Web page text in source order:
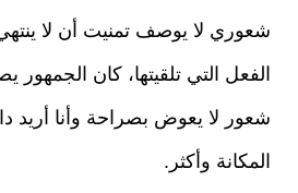
شعوري لا يوصف تمنيت أن لا
الفعل التي تلقيتها، كان
شعور لا يعوض بصراحة وأنا أريد
المكانة وأكثر.